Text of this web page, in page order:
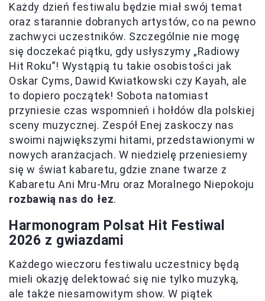
Każdy dzień festiwalu będzie miał swój temat
oraz starannie dobranych artystów, co na pewno
zachwyci uczestników. Szczególnie nie mogę
się doczekać piątku, gdy usłyszymy „Radiowy
Hit Roku”! Wystąpią tu takie osobistości jak
Oskar Cyms, Dawid Kwiatkowski czy Kayah, ale
to dopiero początek! Sobota natomiast
przyniesie czas wspomnień i hołdów dla polskiej
sceny muzycznej. Zespół Enej zaskoczy nas
swoimi największymi hitami, przedstawionymi w
nowych aranżacjach. W niedzielę przeniesiemy
się w świat kabaretu, gdzie znane twarze z
Kabaretu Ani Mru-Mru oraz Moralnego Niepokoju
rozbawią nas do łez.
Harmonogram Polsat Hit Festiwal
2026 z gwiazdami
Każdego wieczoru festiwalu uczestnicy będą
mieli okazję delektować się nie tylko muzyką,
ale także niesamowitym show. W piątek